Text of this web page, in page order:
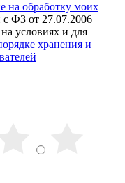
на обработку моих
с ФЗ от 27.07.2006
условиях и для
хранения и